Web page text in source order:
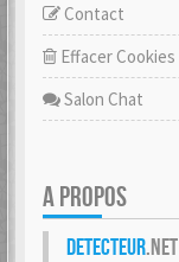
Contact
Effacer Cookies
Salon Chat
A PROPOS
Detecteur.net